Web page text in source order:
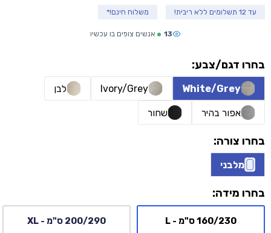
בחרו דגם/צבע:
White/Grey
Ivory/Grey לבן
אפור בהיר שחור
בחרו צורה:
מלבני
בחרו מידה:
160/230 ס"מ - L 200/290 ס"מ - XL
₪1,999.00.
₪599.70.
עד 12 תשלומים ללא ריבית! משלוח חינם!*
13 אנשים צופים בו עכשיו